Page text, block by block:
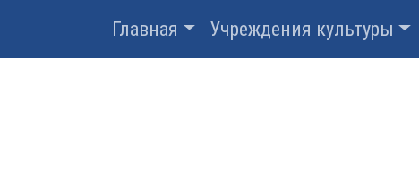
Главная Учреждения культуры